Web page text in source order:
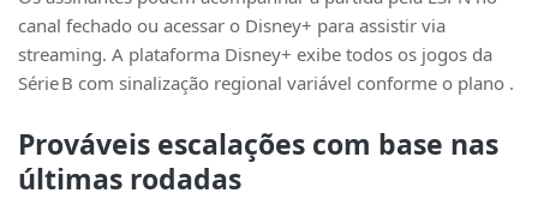
canal fechado ou acessar o Disney+ para assistir via
streaming. A plataforma Disney+ exibe todos os jogos da
Série B com sinalização regional variável conforme o plano .
Prováveis escalações com base nas
últimas rodadas